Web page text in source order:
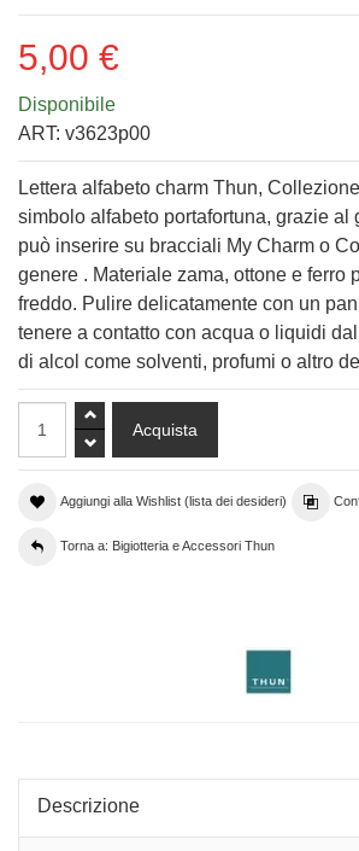
5,00 €
Disponibile
ART: v3623p00
Lettera alfabeto charm Thun,
simbolo alfabeto portafortuna, grazie al
può inserire su bracciali My Charm o
genere . Materiale zama, ottone e ferro
freddo. Pulire delicatamente con un
tenere a contatto con acqua o liquidi
di alcol come solventi, profumi o altro
Aggiungi alla Wishlist (lista dei desideri)
Torna a: Bigiotteria e Accessori Thun
Descrizione